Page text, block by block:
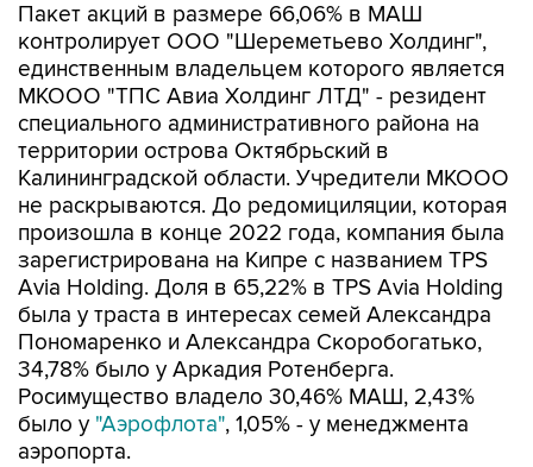
Пакет акций в размере 66,06% в МАШ
контролирует ООО "Шереметьево Холдинг",
единственным владельцем которого является
МКООО "ТПС Авиа Холдинг ЛТД" - резидент
специального административного района на
территории острова Октябрьский в
Калининградской области. Учредители МКООО
не раскрываются. До редомициляции, которая
произошла в конце 2022 года, компания была
зарегистрирована на Кипре с названием TPS
Avia Holding. Доля в 65,22% в TPS Avia Holding
была у траста в интересах семей Александра
Пономаренко и Александра Скоробогатько,
34,78% было у Аркадия Ротенберга.
Росимущество владело 30,46% МАШ, 2,43%
было у "Аэрофлота", 1,05% - у менеджмента
аэропорта.